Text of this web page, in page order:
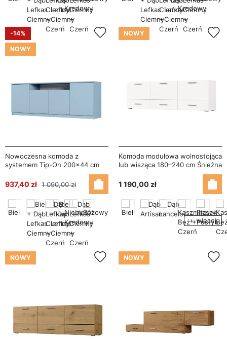
-14%
NOWY
Nowoczesna komoda z
systemem Tip-On 200×44 cm
937,40 zł 1 090,00 zł
NOWY
Komoda modułowa wolnostojąca
lub wisząca 180–240 cm Śnieżna
1 190,00 zł
+ więcej
NOWY NOWY